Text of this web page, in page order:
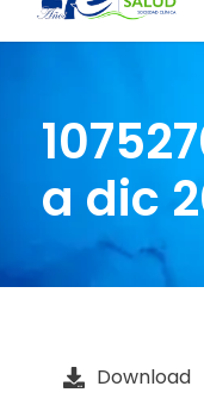
a dic
Download